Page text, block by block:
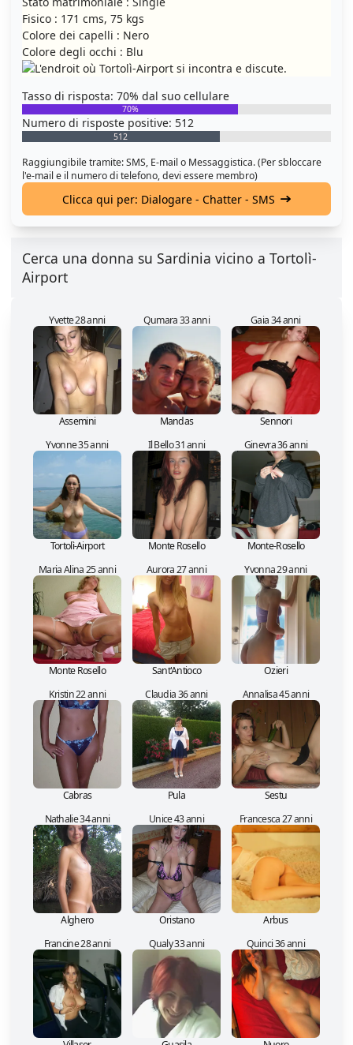
Fisico : 171 cms, 75 kgs
Colore dei capelli : Nero
Colore degli occhi : Blu
Tasso di risposta: 70% dal suo cellulare
70%
Numero di risposte positive: 512
512
Raggiungibile tramite: SMS, E-mail o Messaggistica. (Per sbloccare
l'e-mail e il numero di telefono, devi essere membro)
Clicca qui per: Dialogare - Chatter - SMS
Cerca una donna su Sardinia vicino a Tortolì-
Airport
Yvette 28 anni
Assemini
Qumara 33 anni
Mandas
Gaia 34 anni
Sennori
Yvonne 35 anni
Tortolì-Airport
Il Bello 31 anni
Monte Rosello
Ginevra 36 anni
Monte-Rosello
Maria Alina 25 anni
Monte Rosello
Aurora 27 anni
Sant'Antioco
Yvonna 29 anni
Ozieri
Kristin 22 anni
Cabras
Claudia 36 anni
Pula
Annalisa 45 anni
Sestu
Nathalie 34 anni
Alghero
Unice 43 anni
Oristano
Francesca 27 anni
Arbus
Francine 28 anni
Qualy 33 anni Quinci 36 anni